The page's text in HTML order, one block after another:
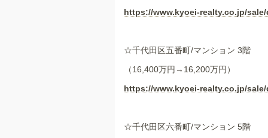
https://www.kyoei-realty.co.jp/sale/
☆千代田区五番町/マンション 3階
（16,400万円→16,200万円）
https://www.kyoei-realty.co.jp/sale/
☆千代田区六番町/マンション 5階